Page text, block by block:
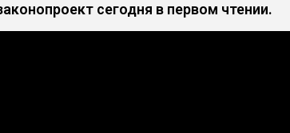
сегодня в первом чтении.